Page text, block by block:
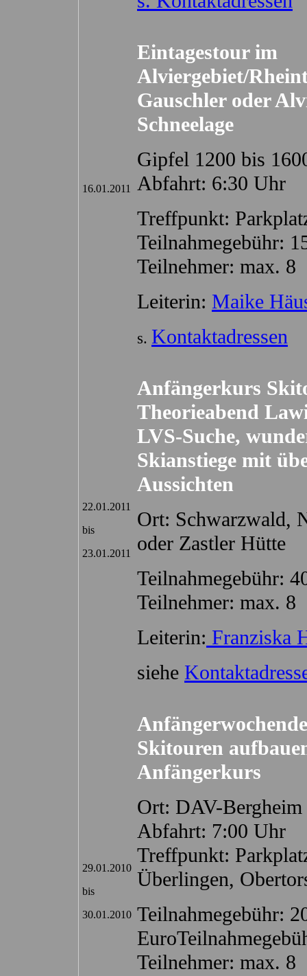
16.01.2011
Eintagestour im
Alviergebiet/
Gauschler oder
Schneelage
Gipfel 1200 bis
Abfahrt: 6:30 Uhr
Treffpunkt:
Teilnahmegebühr:
Teilnehmer: max. 8
Leiterin: Maike
s. Kontaktadressen
22.01.2011
bis
23.01.2011
Anfängerkurs
Theorieabend
LVS-Suche,
Skianstiege mit
Aussichten
Ort: Schwarzwald,
oder Zastler Hütte
Teilnahmegebühr:
Teilnehmer: max. 8
Leiterin: Franziska
siehe
29.01.2010
bis
30.01.2010
Skitouren
Anfängerkurs
Ort: DAV-
Abfahrt: 7:00 Uhr
Treffpunkt:
Überlingen,
Teilnahmegebühr:
Teilnehmer: max. 8